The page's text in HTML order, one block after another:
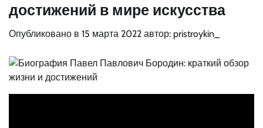
достижений в мире искусства
Опубликовано в 15 марта 2022 автор: pristroykin_